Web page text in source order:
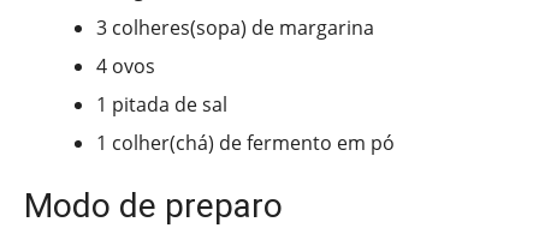
3 colheres(sopa) de margarina
4 ovos
1 pitada de sal
1 colher(chá) de fermento em pó
Modo de preparo